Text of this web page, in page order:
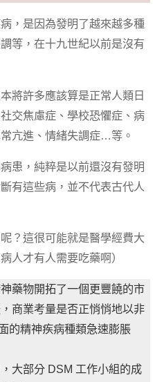
，是因為發明了越來越多種
等，在十九世紀以前是沒有
將許多應該算是正常人類日
交焦慮症、學校恐懼症、病
亢進、情緒失調症…等。
患，純粹是以前還沒有發明
有這些病，並不代表古代人
？這很可能就是醫學經費大
人才有人需要吃藥啊）
藥物開拓了一個更豐饒的市
商業考量是否正悄悄地以非
的精神疾病種類急速膨脹
大部分 DSM 工作小組的成